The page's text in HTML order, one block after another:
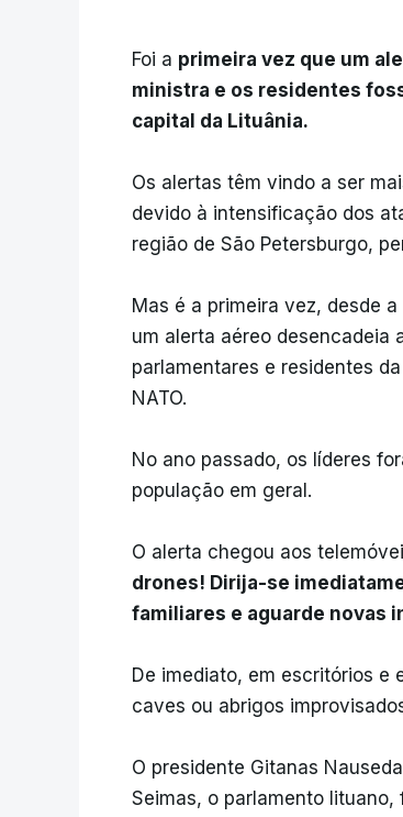
Foi a primeira vez que um
ministra e os residentes
capital da Lituânia.
Os alertas têm vindo a ser
devido à intensificação dos
região de São Petersburgo,
Mas é a primeira vez, desde
um alerta aéreo desencadeia
parlamentares e residentes
NATO.
No ano passado, os líderes
população em geral.
O alerta chegou aos
drones! Dirija-se
familiares e aguarde novas
De imediato, em escritórios e
caves ou abrigos
O presidente Gitanas
Seimas, o parlamento